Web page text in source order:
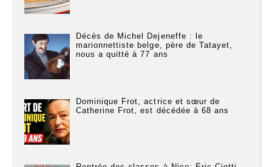
Décès de Michel Dejeneffe : le
marionnettiste belge, père de Tatayet,
nous a quitté à 77 ans
Dominique Frot, actrice et sœur de
Catherine Frot, est décédée à 68 ans